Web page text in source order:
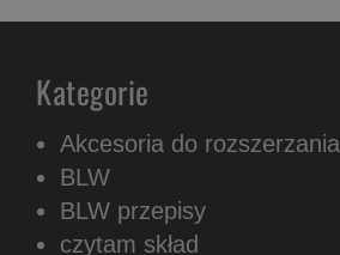
Kategorie
Akcesoria do
BLW
BLW przepisy
czytam skład